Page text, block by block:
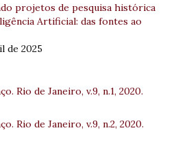
projetos de pesquisa histórica
Artificial: das fontes ao
de 2025
Rio de Janeiro, v.9, n.1, 2020.
Rio de Janeiro, v.9, n.2, 2020.